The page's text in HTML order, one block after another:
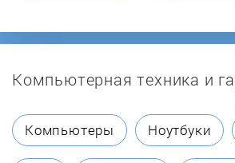
Fagor
Компьютерная техника и
Компьютеры Ноутбуки